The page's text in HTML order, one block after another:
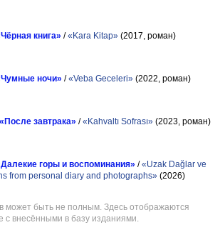
книга» /«Kara Kitap» (2017, роман)
ночи» /«Veba Geceleri» (2022, роман)
«После завтрака» /«Kahvaltı Sofrası» (2023, роман)
горы и воспоминания» /«Uzak Dağlar ve
from personal diary and photographs» (2026)
может быть не полным. Здесь отображаются
с внесёнными в базу изданиями.